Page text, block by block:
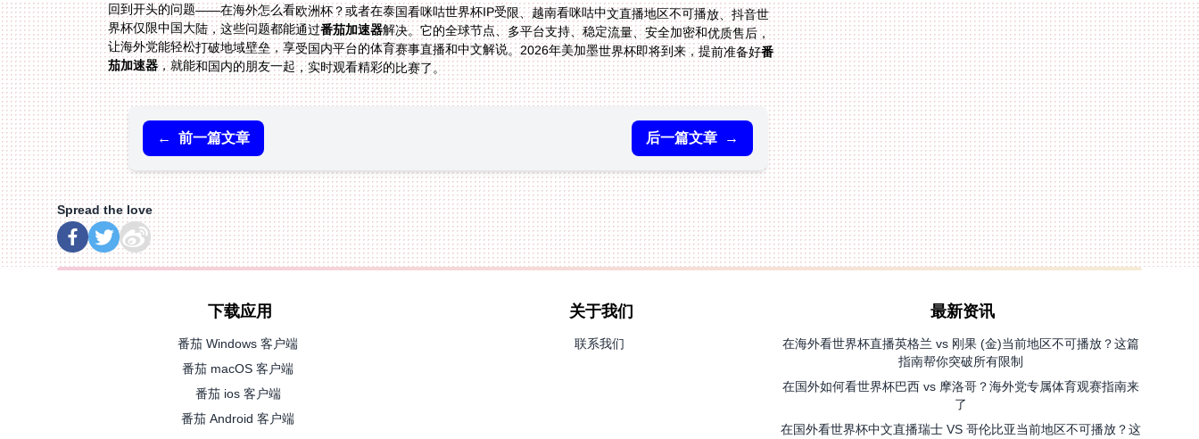
回到开头的问题——在海外怎么看欧洲杯？或者在泰国看咪咕世界杯IP受限、越南看咪咕中文直播地区不可播放、抖音世
界杯仅限中国大陆，这些问题都能通过番茄加速器解决。它的全球节点、多平台支持、稳定流量、安全加密和优质售后，
让海外党能轻松打破地域壁垒，享受国内平台的体育赛事直播和中文解说。2026年美加墨世界杯即将到来，提前准备好番
茄加速器，就能和国内的朋友一起，实时观看精彩的比赛了。
← 前一篇文章 后一篇文章 →
Spread the love
下载应用
番茄 Windows 客户端
番茄 macOS 客户端
番茄 ios 客户端
番茄 Android 客户端
关于我们
联系我们
最新资讯
在海外看世界杯直播英格兰 vs 刚果 (金)当前地区不可播放？这篇
指南帮你突破所有限制
在国外如何看世界杯巴西 vs 摩洛哥？海外党专属体育观赛指南来
了
在国外看世界杯中文直播瑞士 VS 哥伦比亚当前地区不可播放？这